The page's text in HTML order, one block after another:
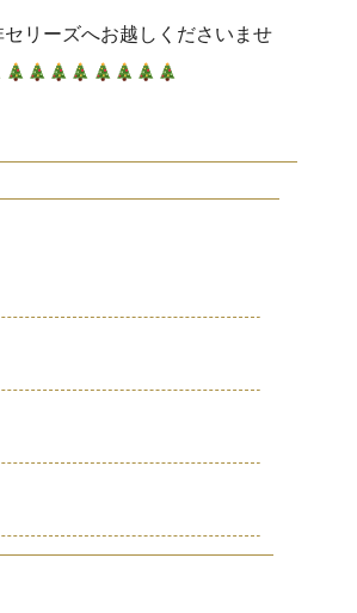
リーズへお越しくださいませ